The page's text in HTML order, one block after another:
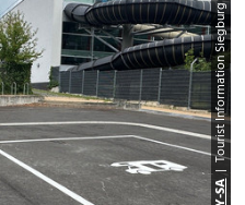
| Tourist Information Siegburg